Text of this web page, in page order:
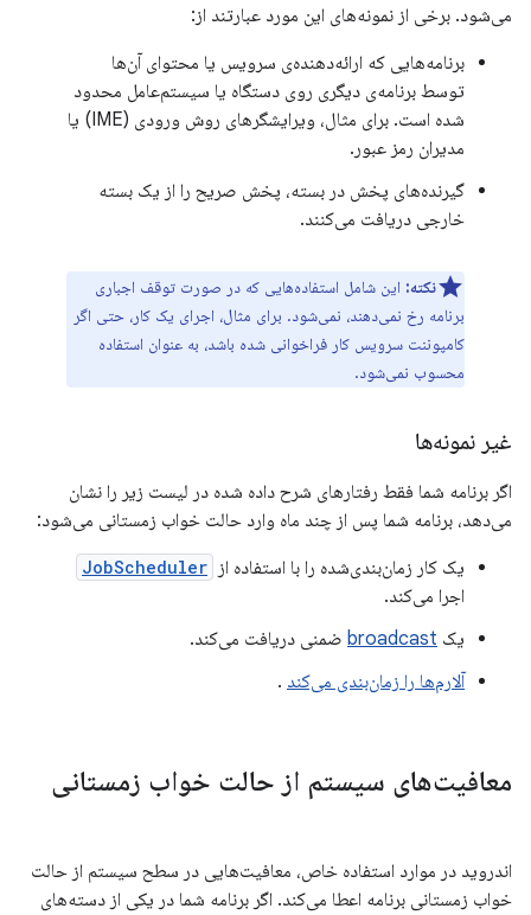
می‌شود. برخی از نمونه‌های این مورد عبارتند از:
برنامه‌هایی که ارائه‌دهنده‌ی سرویس یا محتوای آن‌ها
توسط برنامه‌ی دیگری روی دستگاه یا سیستم‌عامل محدود
شده است. برای مثال، ویرایشگرهای روش ورودی (IME) یا
مدیران رمز عبور.
گیرنده‌های پخش در بسته، پخش صریح را از یک بسته
خارجی دریافت می‌کنند.
نکته: این شامل استفاده‌هایی که در صورت توقف اجباری
برنامه رخ نمی‌دهند، نمی‌شود. برای مثال، اجرای یک کار، حتی اگر
کامپوننت سرویس کار فراخوانی شده باشد، به عنوان استفاده
محسوب نمی‌شود.
غیر نمونه‌ها
اگر برنامه شما فقط رفتارهای شرح داده شده در لیست زیر را نشان
می‌دهد، برنامه شما پس از چند ماه وارد حالت خواب زمستانی می‌شود:
یک کار زمان‌بندی‌شده را با استفاده از JobScheduler
اجرا می‌کند.
یک broadcast ضمنی دریافت می‌کند.
آلارم‌ها را زمان‌بندی می‌کند .
معافیت‌های سیستم از حالت خواب زمستانی
اندروید در موارد استفاده خاص، معافیت‌هایی در سطح سیستم از حالت
خواب زمستانی برنامه اعطا می‌کند. اگر برنامه شما در یکی از دسته‌های